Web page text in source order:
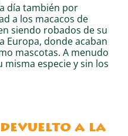
día también por
a los macacos de
siendo robados de su
Europa, donde acaban
mascotas. A menudo
especie y sin los
devuelto a la